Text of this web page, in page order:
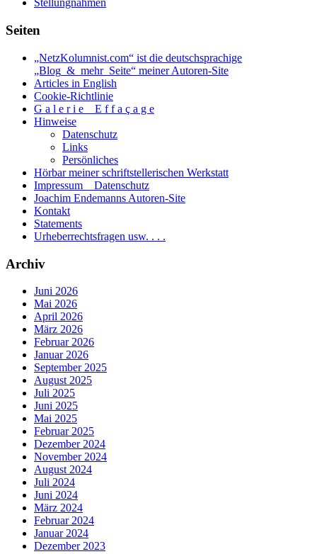
Stellungnahmen
Seiten
„NetzKolumnist.com“ ist die deutschsprachige
„Blog_&_mehr_Seite“ meiner Autoren-Site
Articles in English
Cookie-Richtlinie
G a l e r i e _ E f f a ç a g e
Hinweise
Datenschutz
Links
Persönliches
Hörbar meiner schriftstellerischen Werkstatt
Impressum _ Datenschutz
Joachim Endemanns Autoren-Site
Kontakt
Statements
Urheberrechtsfragen usw. . . .
Archiv
Juni 2026
Mai 2026
April 2026
März 2026
Februar 2026
Januar 2026
September 2025
August 2025
Juli 2025
Juni 2025
Mai 2025
Februar 2025
Dezember 2024
November 2024
August 2024
Juli 2024
Juni 2024
März 2024
Februar 2024
Januar 2024
Dezember 2023